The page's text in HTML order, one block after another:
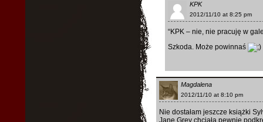
KPK
2012/11/10 at 8:25 pm
“KPK – nie, nie pracuję w
Szkoda. Może powinnaś
Magdalena
2012/11/10 at 8:10 pm
Nie dostałam jeszcze książki
Jane Grey chciała pewnie